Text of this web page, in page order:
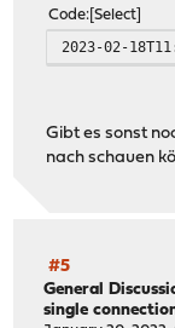
Code Select
2023-02-
Gibt es sonst
nach schauen
#5
General
single